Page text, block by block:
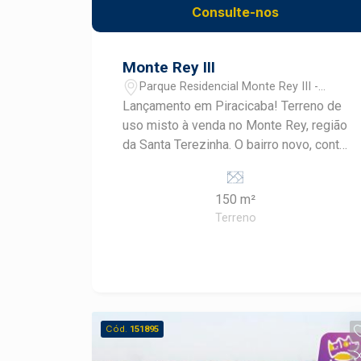
Consulte-nos
Monte Rey III
Parque Residencial Monte Rey III -
Piracicaba/SP
Lançamento em Piracicaba! Terreno de
uso misto à venda no Monte Rey, região
da Santa Terezinha. O bairro novo, conta
linha de ônibus e potencial para novos
comércios. A venda pode ser feita com
financiamento para casa e construção.
150 m²
Terreno
Cód. 151895